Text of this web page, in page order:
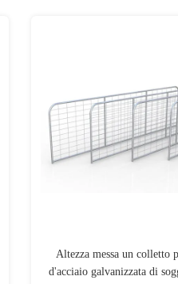
Altezza messa un colletto
d'acciaio galvanizzata di